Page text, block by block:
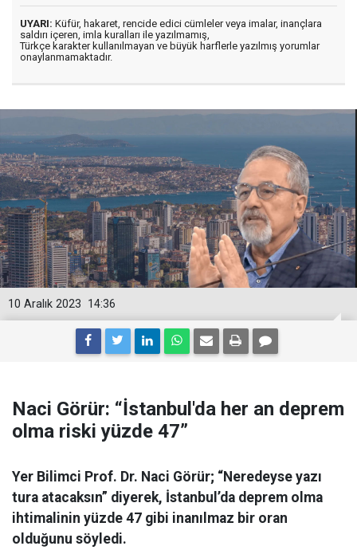
UYARI: Küfür, hakaret, rencide edici cümleler veya imalar, inançlara
saldırı içeren, imla kuralları ile yazılmamış,
Türkçe karakter kullanılmayan ve büyük harflerle yazılmış yorumlar
onaylanmamaktadır.
14:36
10 Aralık 2023
Naci Görür: “İstanbul'da her an deprem
olma riski yüzde 47”
Yer Bilimci Prof. Dr. Naci Görür; “Neredeyse yazı
tura atacaksın” diyerek, İstanbul’da deprem olma
ihtimalinin yüzde 47 gibi inanılmaz bir oran
olduğunu söyledi.